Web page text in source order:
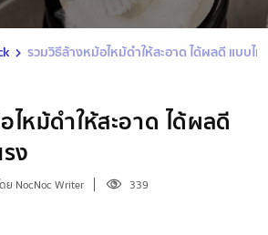
รวมวิธีล้างหม้อไหม้ดำให้สะอาด ได้ผลดี แบบไม่
หม้ดำให้สะอาด ได้ผลดี
ง
ย NocNoc Writer 339